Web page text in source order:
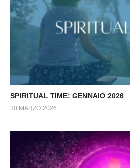
SPIRITUAL TIME: GENNAIO 2026
30 MARZO 2026